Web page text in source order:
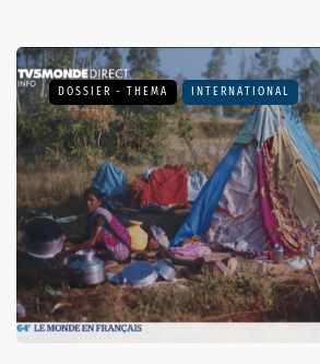
DOSSIER - THEMA INTERNATIONAL